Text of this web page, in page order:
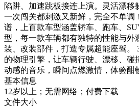
陷阱、加速跳板接连上演。灵活漂移
一次闯关都刺激又新鲜，完全不单调
谱，上百款车型涵盖轿车、跑车、
型，每一款车辆都有独特的性能与外
装、改装部件，打造专属超能座驾。
的物理引擎，让车辆行驶、漂移、碰
动感的音乐，瞬间点燃激情，体验酣
基本信息
12岁以上；无需网络；付费下载
文件大小